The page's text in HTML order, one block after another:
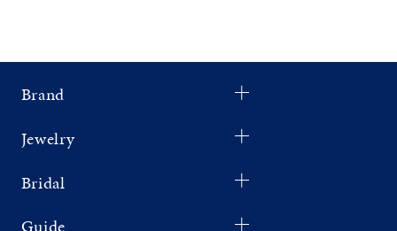
Brand
Jewelry
Bridal